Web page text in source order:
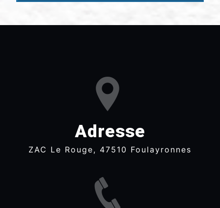
Adresse
ZAC Le Rouge, 47510 Foulayronnes